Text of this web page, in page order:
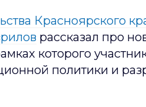
Красноярского
рассказал про
которого
политики и